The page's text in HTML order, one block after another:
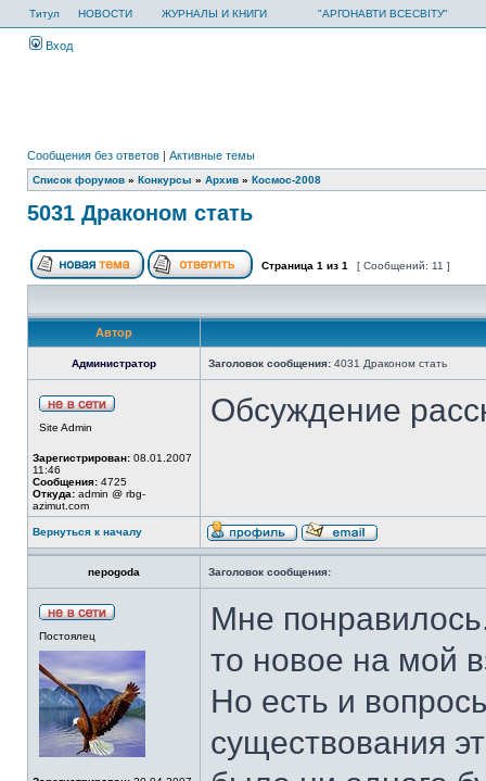
Титул НОВОСТИ ЖУРНАЛЫ И КНИГИ "АРГОНАВТИ ВСЕСВІТУ"
Вход
Сообщения без ответов | Активные темы
Список форумов » Конкурсы » Архив » Космос-2008
5031 Драконом стать
Страница 1 из 1 [ Сообщений: 11 ]
Автор
Администратор Заголовок сообщения: 4031 Драконом стать
Site Admin
Зарегистрирован: 08.01.2007
11:46
Сообщения: 4725
Откуда: admin @ rbg-
azimut.com
Обсуждение
Вернуться к началу
nepogoda Заголовок сообщения:
Постоялец
Мне
то новое на мой
Но есть и
существования